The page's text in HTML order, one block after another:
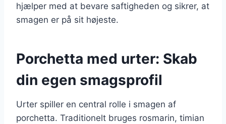
hjælper med at bevare saftigheden og sikrer, at
smagen er på sit højeste.
Porchetta med urter: Skab
din egen smagsprofil
Urter spiller en central rolle i smagen af
porchetta. Traditionelt bruges rosmarin, timian